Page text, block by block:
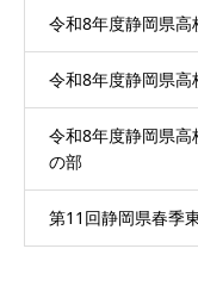
令和8年度静岡県
令和8年度静岡県
令和8年度静岡県高
の部
第11回静岡県春季